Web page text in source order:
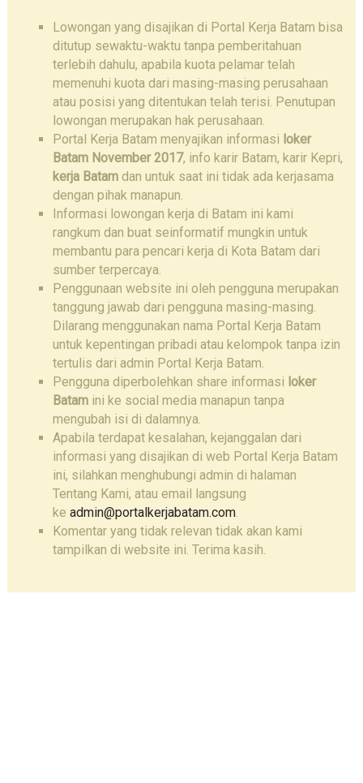
Lowongan yang disajikan di Portal Kerja Batam bisa
ditutup sewaktu-waktu tanpa pemberitahuan
terlebih dahulu, apabila kuota pelamar telah
memenuhi kuota dari masing-masing perusahaan
atau posisi yang ditentukan telah terisi. Penutupan
lowongan merupakan hak perusahaan.
Portal Kerja Batam menyajikan informasi loker
Batam November 2017, info karir Batam, karir Kepri,
kerja Batamdan untuk saat ini tidak ada kerjasama
dengan pihak manapun.
Informasi lowongan kerja di Batam ini kami
rangkum dan buat seinformatif mungkin untuk
membantu para pencari kerja di Kota Batam dari
sumber terpercaya.
Penggunaan website ini oleh pengguna merupakan
tanggung jawab dari pengguna masing-masing.
Dilarang menggunakan nama Portal Kerja Batam
untuk kepentingan pribadi atau kelompok tanpa izin
tertulis dari admin Portal Kerja Batam.
Pengguna diperbolehkan share informasi loker
Batamini ke social media manapun tanpa
mengubah isi di dalamnya.
Apabila terdapat kesalahan, kejanggalan dari
informasi yang disajikan di web Portal Kerja Batam
ini, silahkan menghubungi admin di halaman
Tentang Kami, atau email langsung
ke admin@portalkerjabatam.com.
Komentar yang tidak relevan tidak akan kami
tampilkan di website ini. Terima kasih.